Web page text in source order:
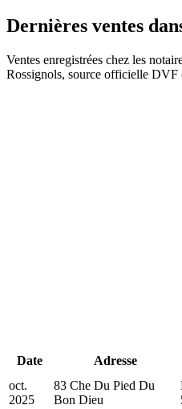
Dernières ventes
Ventes enregistrées chez les
Rossignols, source officielle DVF
892 k€
892 k€Date Adresse
oct.
2025
83 Che Du Pied Du
Bon Dieu